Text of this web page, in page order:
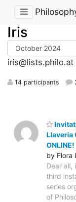
Iris
iris@lists.philo.at
14 participants
Llaveria
ONLINE!
by Flora
Dear all,
third
series
of